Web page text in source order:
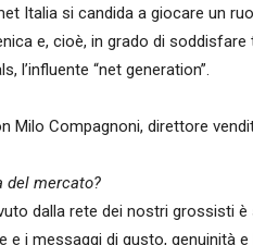
Italia si candida a giocare un
e, cioè, in grado di
l’influente “net generation”.
Milo Compagnoni, direttore
del mercato?
dalla rete dei nostri grossisti
e i messaggi di gusto, genuinità